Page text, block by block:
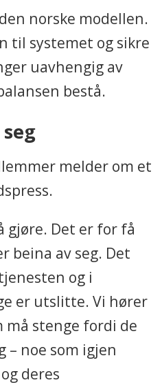
norske modellen.
til systemet og sikre
uavhengig av
bestå.
melder om et
gjøre. Det er for få
beina av seg. Det
og i
er utslitte. Vi hører
må stenge fordi de
– noe som igjen
deres